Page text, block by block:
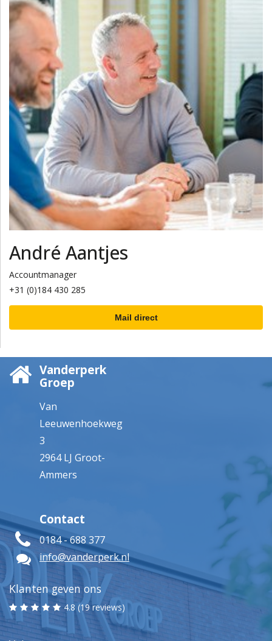
André Aantjes
Accountmanager
+31 (0)184 430 285
Mail direct
Vanderperk
Groep
Van
Leeuwenhoekweg
3
2964 LJ Groot-
Ammers
Contact
0184 - 688 377
info@vanderperk.nl
Klanten geven ons
4.8 (19 reviews)